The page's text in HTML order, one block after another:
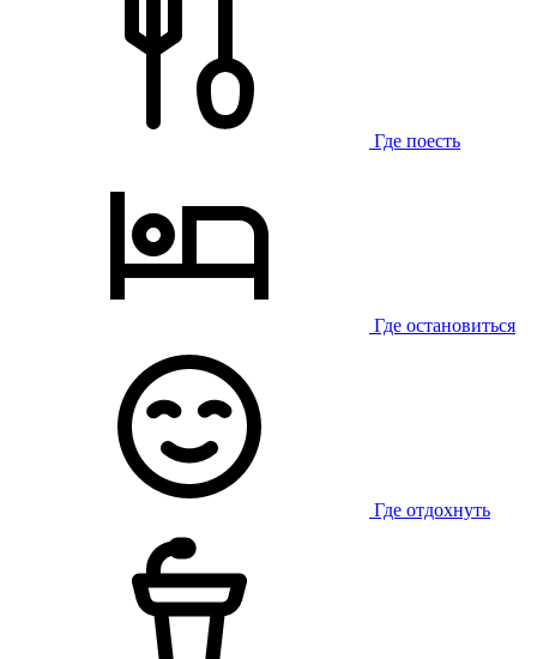
Где поесть
Где остановиться
Где отдохнуть